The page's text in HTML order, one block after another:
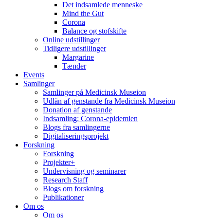
Det indsamlede menneske
Mind the Gut
Corona
Balance og stofskifte
Online udstillinger
Tidligere udstillinger
Margarine
Tænder
Events
Samlinger
Samlinger på Medicinsk Museion
Udlån af genstande fra Medicinsk Museion
Donation af genstande
Indsamling: Corona-epidemien
Blogs fra samlingerne
Digitaliseringsprojekt
Forskning
Forskning
Projekter+
Undervisning og seminarer
Research Staff
Blogs om forskning
Publikationer
Om os
Om os